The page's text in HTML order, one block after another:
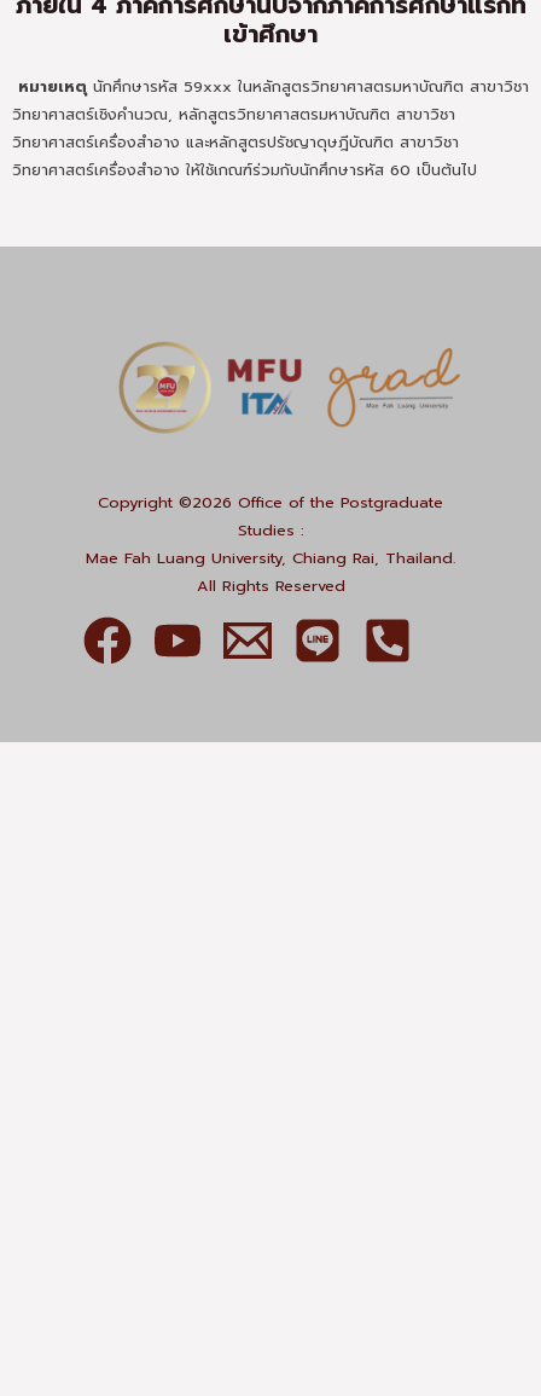
เข้าศึกษา
หมายเหตุ นักศึกษารหัส 59xxx ในหลักสูตรวิทยาศาสตรมหาบัณฑิต สาขาวิชา
วิทยาศาสตร์เชิงคำนวณ, หลักสูตรวิทยาศาสตรมหาบัณฑิต สาขาวิชา
วิทยาศาสตร์เครื่องสำอาง และหลักสูตรปรัชญาดุษฎีบัณฑิต สาขาวิชา
วิทยาศาสตร์เครื่องสำอาง ให้ใช้เกณฑ์ร่วมกับนักศึกษารหัส 60 เป็นต้นไป
Copyright ©2026 Office of the Postgraduate
Studies :
Mae Fah Luang University, Chiang Rai, Thailand.
All Rights Reserved